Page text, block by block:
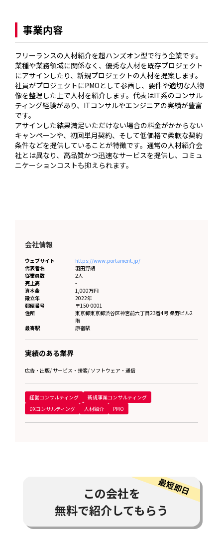
事業内容
フリーランスの人材紹介を超ハンズオン型で行う企業です。
業種や業務領域に関係なく、優秀な人材を既存プロジェクト
にアサインしたり、新規プロジェクトの人材を提案します。
社員がプロジェクトにPMOとして参画し、要件や適切な人物
像を整理した上で人材を紹介します。代表はIT系のコンサル
ティング経験があり、ITコンサルやエンジニアの実績が豊富
です。
アサインした結果満足いただけない場合の料金がかからない
キャンペーンや、初回単月契約、そして低価格で柔軟な契約
条件などを提供していることが特徴です。通常の人材紹介会
社とは異なり、高品質かつ迅速なサービスを提供し、コミュ
ニケーションコストも抑えられます。
会社情報
ウェブサイト
https://www.portament.jp/
代表者名
羽田野朔
従業員数
2人
売上高
-
資本金
1,000万円
設立年
2022年
郵便番号
〒150-0001
住所
東京都東京都渋谷区神宮前六丁目23番4号 桑野ビル2
階
最寄駅
原宿駅
実績のある業界
広告・出版/サービス・接客/ソフトウェア・通信
経営コンサルティング
新規事業コンサルティング
DXコンサルティング
人材紹介 PMO
この会社を
無料で紹介してもらう